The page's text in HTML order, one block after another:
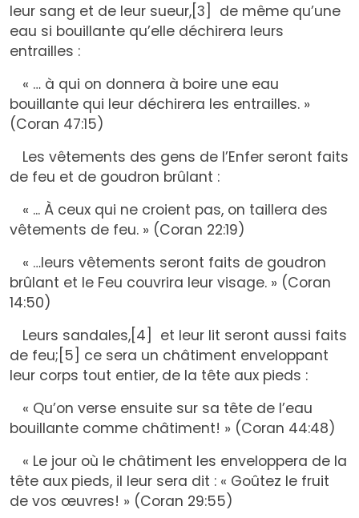
leur sang et de leur sueur, [3]
de même qu’une
eau si bouillante qu’elle déchirera leurs
entrailles :
« … à qui on donnera à boire une eau
bouillante qui leur déchirera les entrailles. »
(Coran 47:15)
Les vêtements des gens de l’Enfer seront faits
de feu et de goudron brûlant :
« ... À ceux qui ne croient pas, on taillera des
vêtements de feu. » (Coran 22:19)
« …leurs vêtements seront faits de goudron
brûlant et le Feu couvrira leur visage. » (Coran
14:50)
Leurs sandales, [4]
et leur lit seront aussi faits
de feu; [5]
ce sera un châtiment enveloppant
leur corps tout entier, de la tête aux pieds :
« Qu’on verse ensuite sur sa tête de l’eau
bouillante comme châtiment! » (Coran 44:48)
« Le jour où le châtiment les enveloppera de la
tête aux pieds, il leur sera dit : « Goûtez le fruit
de vos œuvres! » (Coran 29:55)